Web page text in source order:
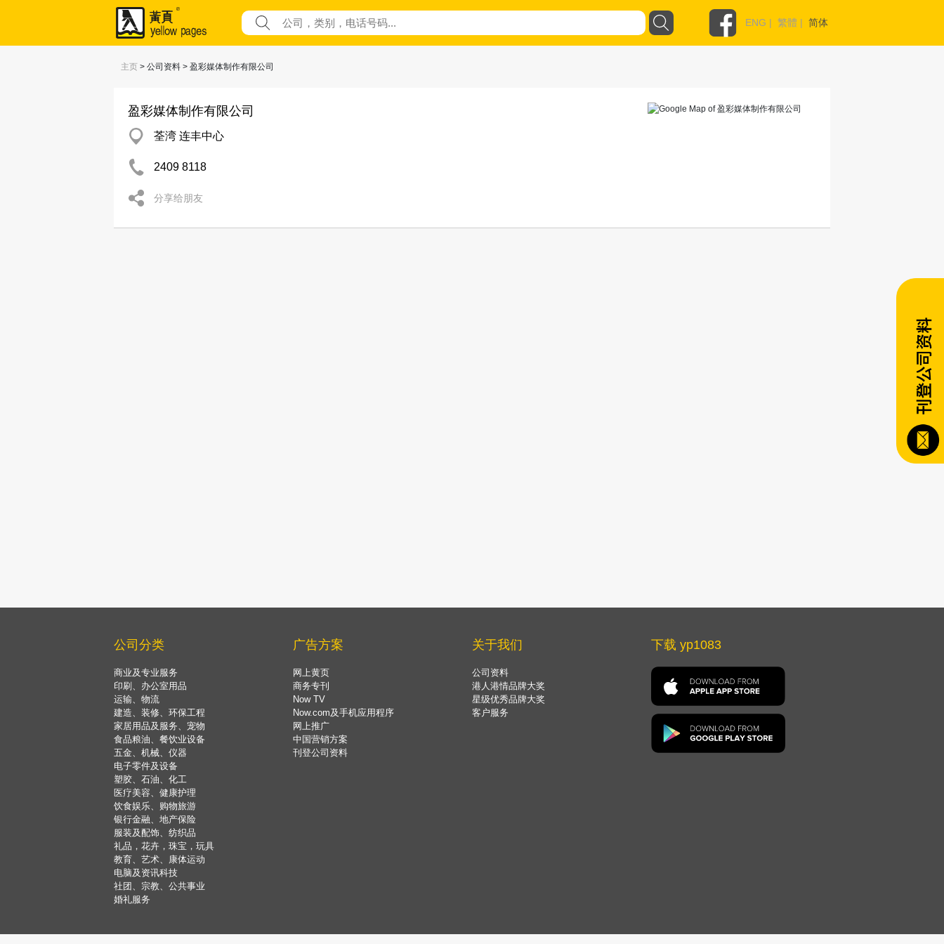
ENG | 繁體 | 简体
主页 > 公司资料 > 盈彩媒体制作有限公司
盈彩媒体制作有限公司
荃湾 连丰中心
2409 8118
分享给朋友
公司分类
商业及专业服务
印刷、办公室用品
运输、物流
建造、装修、环保工程
家居用品及服务、宠物
食品粮油、餐饮业设备
五金、机械、仪器
电子零件及设备
塑胶、石油、化工
医疗美容、健康护理
饮食娱乐、购物旅游
银行金融、地产保险
服装及配饰、纺织品
礼品，花卉，珠宝，玩具
教育、艺术、康体运动
电脑及资讯科技
社团、宗教、公共事业
婚礼服务
广告方案
网上黄页
商务专刊
Now TV
Now.com及手机应用程序
网上推广
中国营销方案
刊登公司资料
关于我们
公司资料
港人港情品牌大奖
星级优秀品牌大奖
客户服务
下载 yp1083